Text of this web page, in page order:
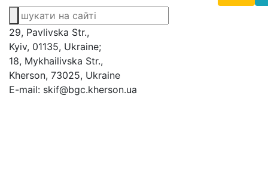
29, Pavlivska Str.,
Kyiv, 01135, Ukraine;
18, Mykhailivska Str.,
Kherson, 73025, Ukraine
E-mail: skif@bgc.kherson.ua